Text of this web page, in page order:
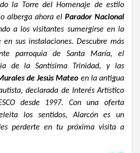
la Torre del Homenaje de estilo
alberga ahora el Parador Nacional
a los visitantes sumergirse en la
en sus instalaciones. Descubre más
parroquia de Santa María, el
de la Santísima Trinidad, y las
de Jesús Mateo en la antigua
declarada de Interés Artístico
desde 1997. Con una oferta
los sentidos, Alarcón es un
perderte en tu próxima visita a